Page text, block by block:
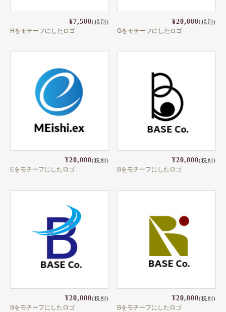
¥7,500(税別)
Hをモチーフにしたロゴ
¥20,000(税別)
Gをモチーフにしたロゴ
¥20,000(税別)
Eをモチーフにしたロゴ
¥20,000(税別)
Bをモチーフにしたロゴ
¥20,000(税別)
Bをモチーフにしたロゴ
¥20,000(税別)
Bをモチーフにしたロゴ